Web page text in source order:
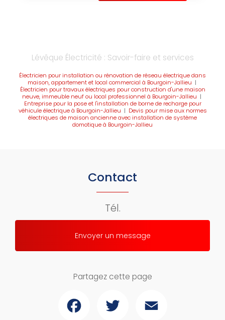
Lévêque Électricité : Savoir-faire et services
Électricien pour installation ou rénovation de réseau électrique dans
maison, appartement et local commercial à Bourgoin-Jallieu |
Électricien pour travaux électriques pour construction d'une maison
neuve, immeuble neuf ou local professionnel à Bourgoin-Jallieu |
Entreprise pour la pose et l'installation de borne de recharge pour
véhicule électrique à Bourgoin-Jallieu | Devis pour mise aux normes
électriques de maison ancienne avec installation de système
domotique à Bourgoin-Jallieu
Contact
Tél.
Envoyer un message
Partagez cette page